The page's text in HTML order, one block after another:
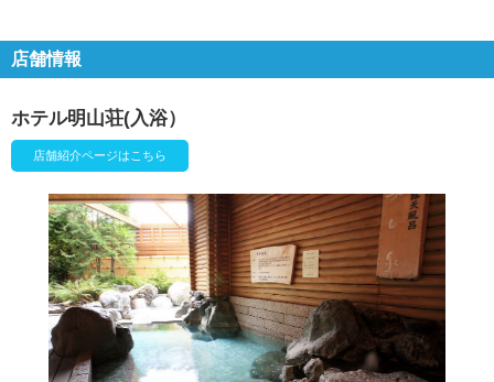
店舗情報
ホテル明山荘(入浴）
店舗紹介ページはこちら